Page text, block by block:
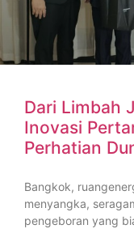
Dari Limbah
Inovasi
Perhatian
Bangkok,
menyangka,
pengeboran yang